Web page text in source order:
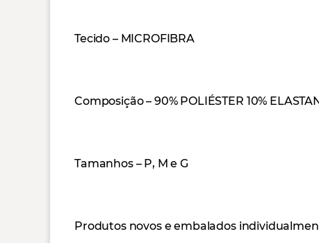
Tecido – MICROFIBRA
Composição – 90% POLIÉSTER 10%
Tamanhos – P, M e G
Produtos novos e embalados